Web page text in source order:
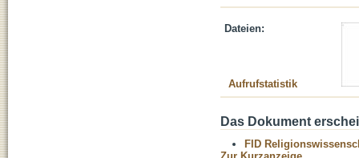
Dateien:
Aufrufstatistik
Das Dokument
FID